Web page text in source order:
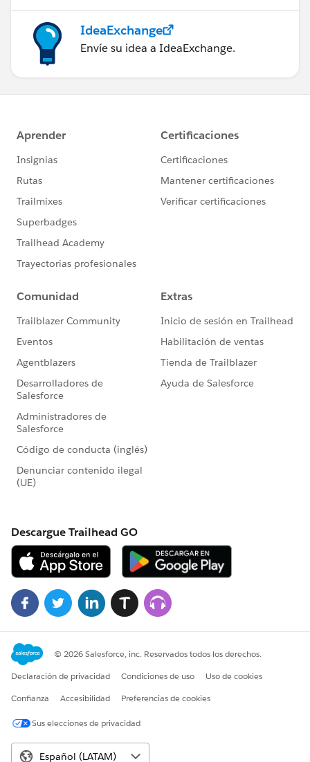
IdeaExchange
Envíe su idea a IdeaExchange.